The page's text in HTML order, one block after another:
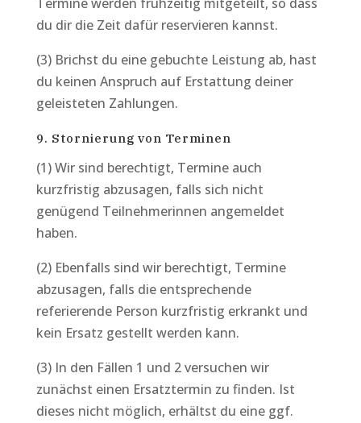
du dir die Zeit dafür reservieren kannst.
(3) Brichst du eine gebuchte Leistung ab, hast
du keinen Anspruch auf Erstattung deiner
geleisteten Zahlungen.
9. Stornierung von Terminen
(1) Wir sind berechtigt, Termine auch
kurzfristig abzusagen, falls sich nicht
genügend Teilnehmerinnen angemeldet
haben.
(2) Ebenfalls sind wir berechtigt, Termine
abzusagen, falls die entsprechende
referierende Person kurzfristig erkrankt und
kein Ersatz gestellt werden kann.
(3) In den Fällen 1 und 2 versuchen wir
zunächst einen Ersatztermin zu finden. Ist
dieses nicht möglich, erhältst du eine ggf.